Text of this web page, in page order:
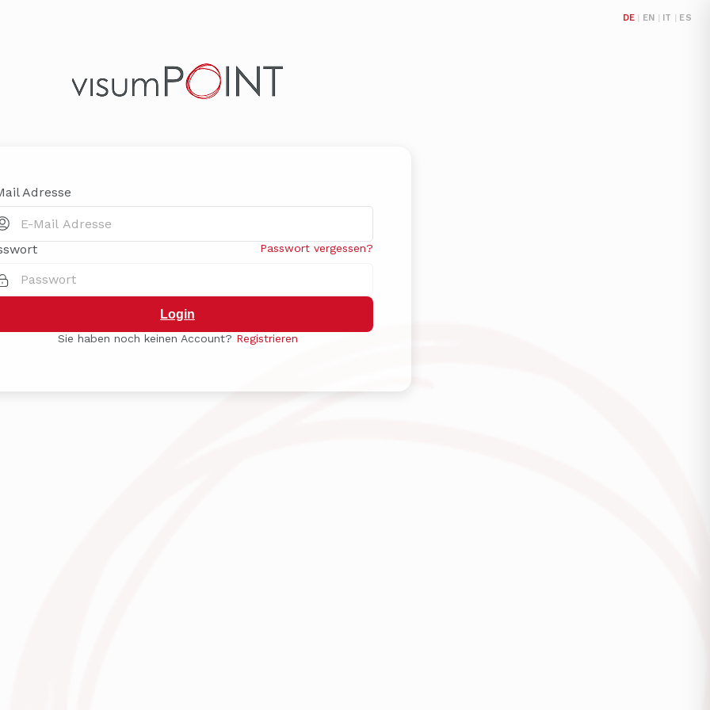
DE | EN | IT | ES
Adresse
Passwort vergessen?
Login
Sie haben noch keinen Account? Registrieren